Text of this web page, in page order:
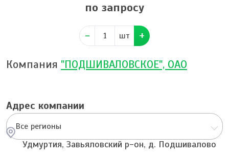
по запросу
шт
Компания "ПОДШИВАЛОВСКОЕ", ОАО
Адрес компании
Все регионы
Удмуртия, Завьяловский р-он, д. Подшивалово